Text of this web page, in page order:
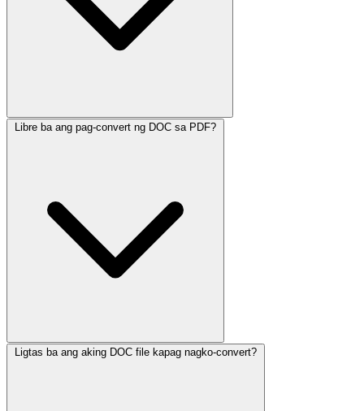
Libre ba ang pag-convert ng DOC sa PDF?
Ligtas ba ang aking DOC file kapag nagko-convert?